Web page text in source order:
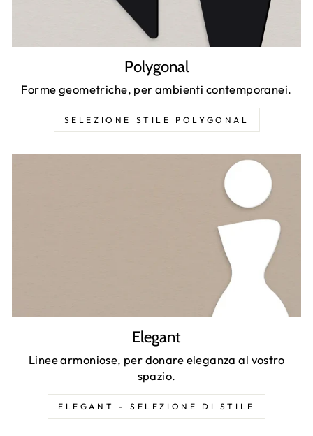
Polygonal
Forme geometriche, per ambienti contemporanei.
SELEZIONE STILE POLYGONAL
Elegant
Linee armoniose, per donare eleganza al vostro
spazio.
ELEGANT - SELEZIONE DI STILE